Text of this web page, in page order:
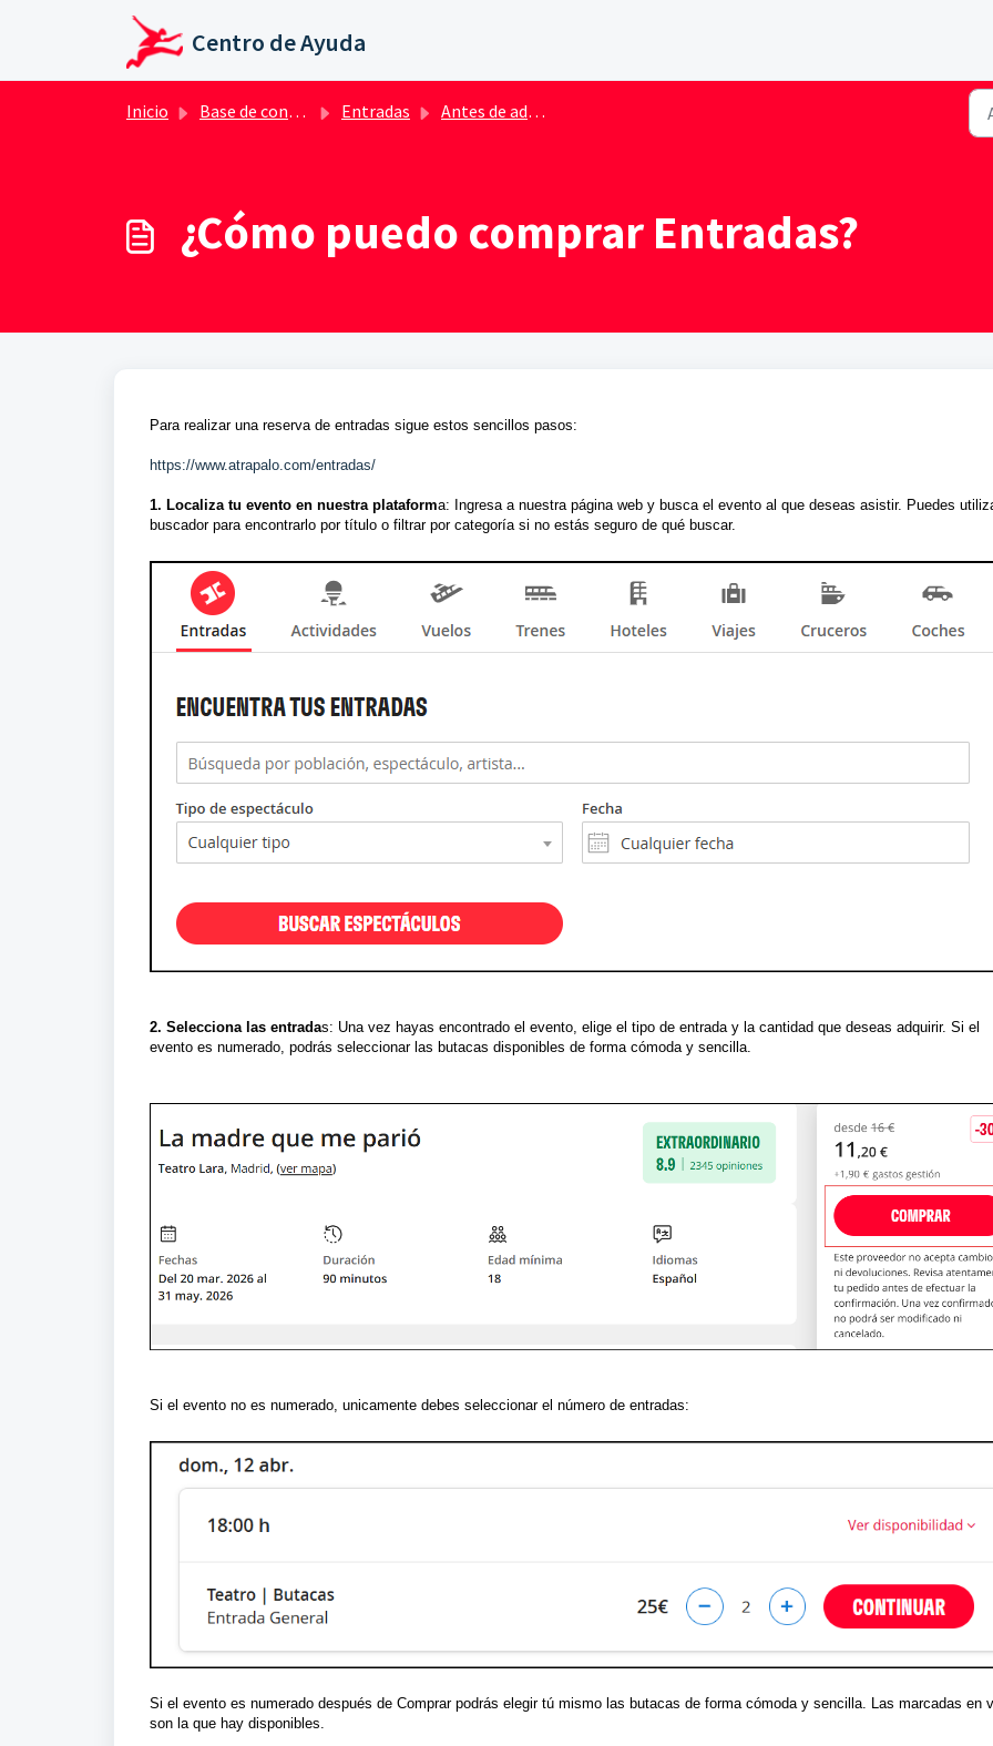
Saltar al contenido principal
Centro de Ayuda
Inicio Base de conocimientos Entradas Antes de adquirir tus entradas
¿Cómo puedo comprar Entradas?
Para realizar una reserva de entradas sigue estos sencillos pasos:
https://www.atrapalo.com/entradas/
1. Localiza tu evento en nuestra plataforma: Ingresa a nuestra página web y busca el evento al que deseas asistir. Puedes
buscador para encontrarlo por título o filtrar por categoría si no estás seguro de qué buscar.
2. Selecciona las entradas: Una vez hayas encontrado el evento, elige el tipo de entrada y la cantidad que deseas adquirir. Si el
evento es numerado, podrás seleccionar las butacas disponibles de forma cómoda y sencilla.
Si el evento no es numerado, unicamente debes seleccionar el número de entradas:
Si el evento es numerado después de Comprar podrás elegir tú mismo las butacas de forma cómoda y sencilla. Las marcadas en
son la que hay disponibles.